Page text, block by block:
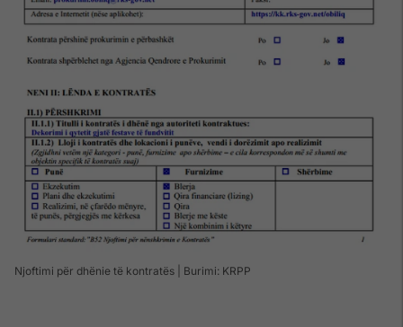
Njoftimi për dhënie të kontratës | Burimi: KRPP